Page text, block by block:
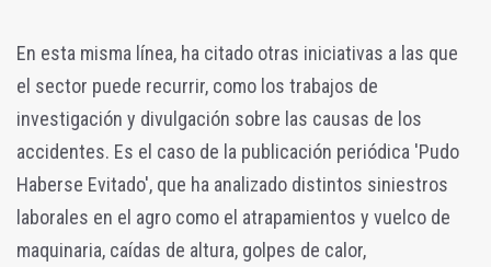
En esta misma línea, ha citado otras iniciativas a las que
el sector puede recurrir, como los trabajos de
investigación y divulgación sobre las causas de los
accidentes. Es el caso de la publicación periódica 'Pudo
Haberse Evitado', que ha analizado distintos siniestros
laborales en el agro como el atrapamientos y vuelco de
maquinaria, caídas de altura, golpes de calor,